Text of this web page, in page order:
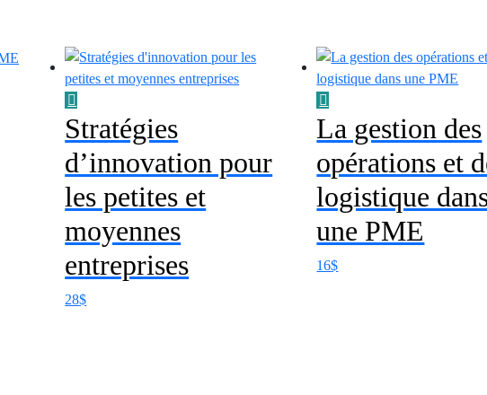
Stratégies
d’innovation pour
les petites et
moyennes
entreprises
28$
La gestion des
opérations et
logistique
une PME
16$